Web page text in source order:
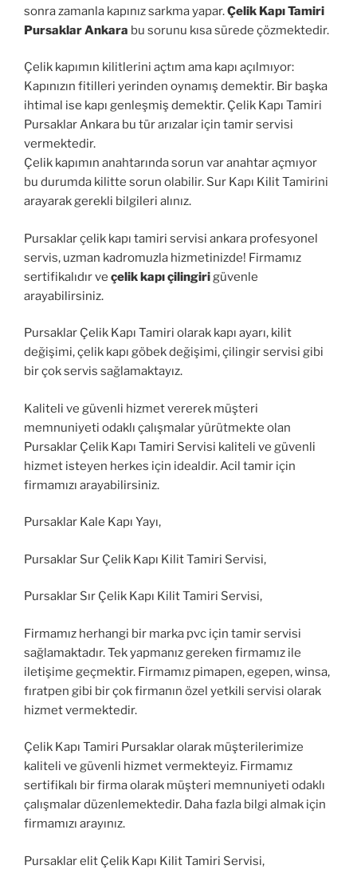
sonra zamanla kapınız sarkma yapar.Çelik Kapı Tamiri
Pursaklar Ankara bu sorunu kısa sürede çözmektedir.
Çelik kapımın kilitlerini açtım ama kapı açılmıyor:
Kapınızın fitilleri yerinden oynamış demektir. Bir başka
ihtimal ise kapı genleşmiş demektir. Çelik Kapı Tamiri
Pursaklar Ankara bu tür arızalar için tamir servisi
vermektedir.
Çelik kapımın anahtarında sorun var anahtar açmıyor
bu durumda kilitte sorun olabilir. Sur Kapı Kilit Tamirini
arayarak gerekli bilgileri alınız.
Pursaklar çelik kapı tamiri servisi ankara profesyonel
servis, uzman kadromuzla hizmetinizde! Firmamız
sertifikalıdır ve çelik kapı çilingirigüvenle
arayabilirsiniz.
Pursaklar Çelik Kapı Tamiri olarak kapı ayarı, kilit
değişimi, çelik kapı göbek değişimi, çilingir servisi gibi
bir çok servis sağlamaktayız.
Kaliteli ve güvenli hizmet vererek müşteri
memnuniyeti odaklı çalışmalar yürütmekte olan
Pursaklar Çelik Kapı Tamiri Servisi kaliteli ve güvenli
hizmet isteyen herkes için idealdir. Acil tamir için
firmamızı arayabilirsiniz.
Pursaklar Kale Kapı Yayı,
Pursaklar Sur Çelik Kapı Kilit Tamiri Servisi,
Pursaklar Sır Çelik Kapı Kilit Tamiri Servisi,
Firmamız herhangi bir marka pvc için tamir servisi
sağlamaktadır. Tek yapmanız gereken firmamız ile
iletişime geçmektir. Firmamız pimapen, egepen, winsa,
fıratpen gibi bir çok firmanın özel yetkili servisi olarak
hizmet vermektedir.
Çelik Kapı Tamiri Pursaklar olarak müşterilerimize
kaliteli ve güvenli hizmet vermekteyiz. Firmamız
sertifikalı bir firma olarak müşteri memnuniyeti odaklı
çalışmalar düzenlemektedir. Daha fazla bilgi almak için
firmamızı arayınız.
Pursaklar elit Çelik Kapı Kilit Tamiri Servisi,